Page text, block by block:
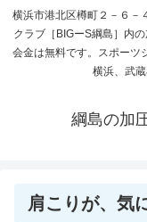
横浜市港北区樽町２－６－
クラブ［BIGーS綱島］内
会金は無料です。スポーツ
横浜、武
綱島の加
肩こりが、気